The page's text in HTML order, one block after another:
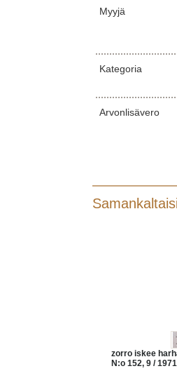
Myyjä
Kategoria
Arvonlisävero
zorro iskee
N:o 152, 9 / 1971